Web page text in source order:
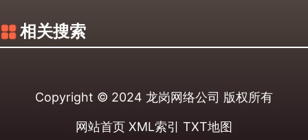
相关搜索
Copyright © 2024 龙岗网络公司 版权所有
网站首页 XML索引 TXT地图